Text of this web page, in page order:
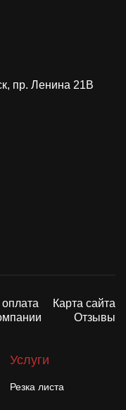
пр. Ленина 21В
Карта сайта
Отзывы
Услуги
Резка листа